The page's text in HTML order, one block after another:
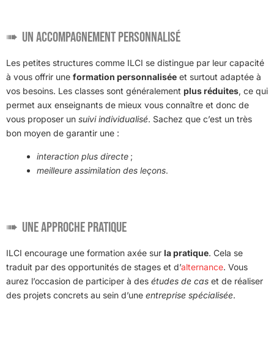
Un accompagnement personnalisé
Les petites structures comme ILCI se distingue par leur capacité
à vous offrir une formation personnalisée et surtout adaptée à
vos besoins. Les classes sont généralement plus réduites, ce qui
permet aux enseignants de mieux vous connaître et donc de
vous proposer un suivi individualisé. Sachez que c’est un très
bon moyen de garantir une :
interaction plus directe ;
meilleure assimilation des leçons.
Une approche pratique
ILCI encourage une formation axée sur la pratique. Cela se
traduit par des opportunités de stages et d’alternance. Vous
aurez l’occasion de participer à des études de cas et de réaliser
des projets concrets au sein d’une entreprise spécialisée.